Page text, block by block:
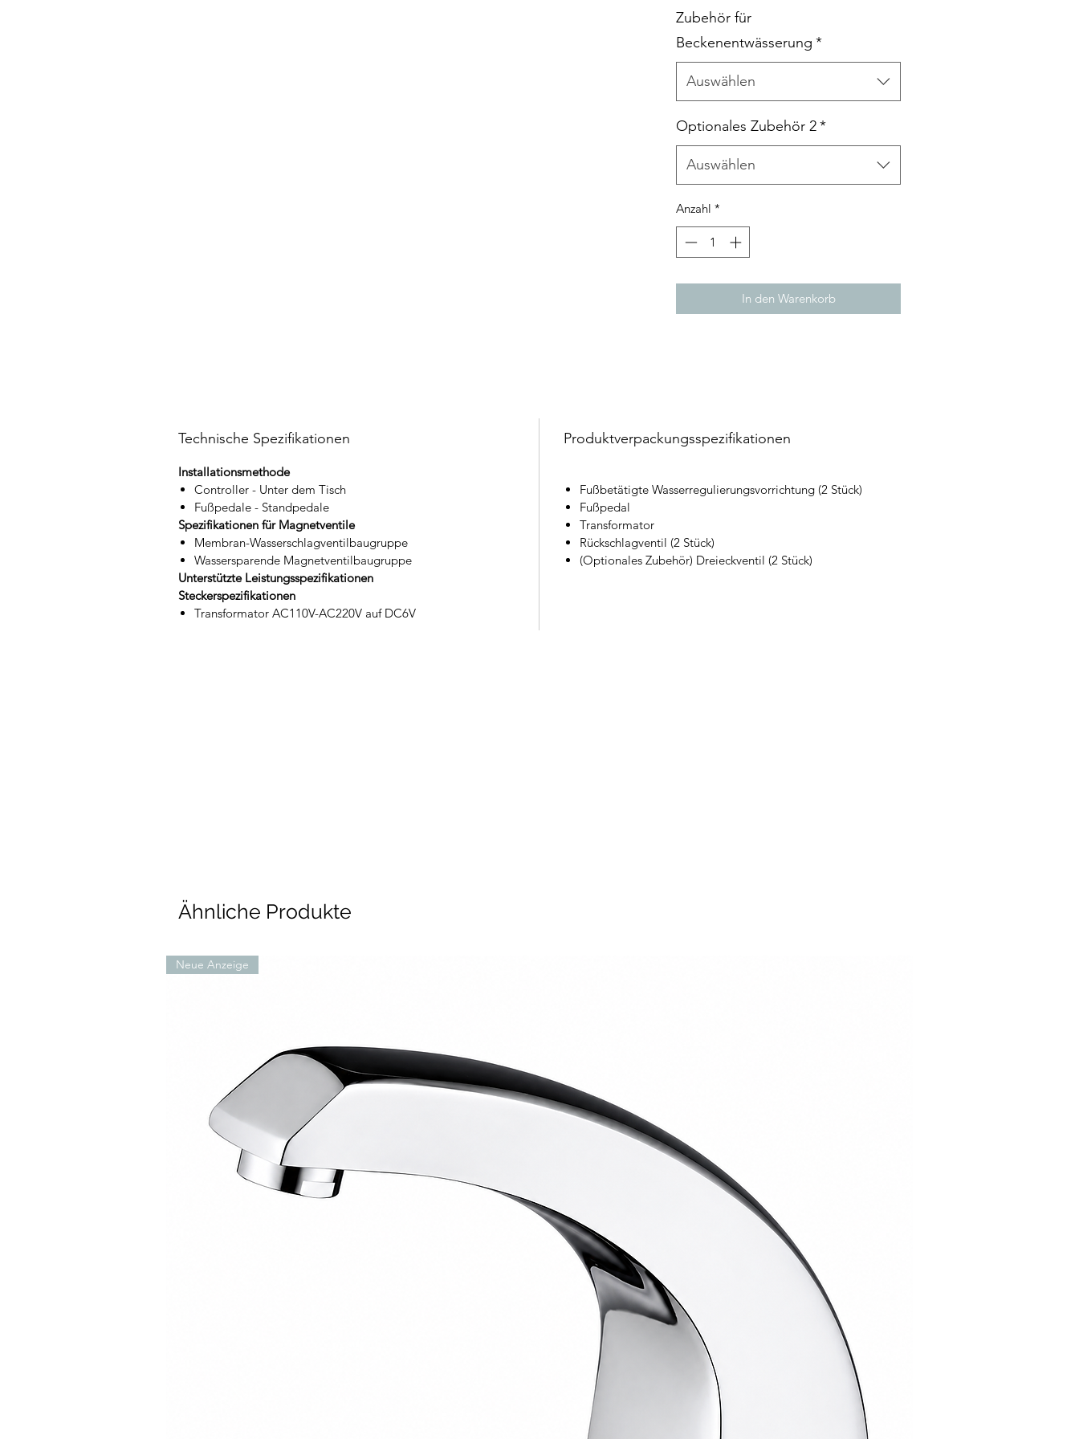
Zubehör für
Beckenentwässerung *
Auswählen
Optionales Zubehör 2*
Auswählen
Anzahl *
In den Warenkorb
Technische Spezifikationen
Installationsmethode
Controller - Unter dem Tisch
Fußpedale - Standpedale
Spezifikationen für Magnetventile
Membran-Wasserschlagventilbaugruppe
Wassersparende Magnetventilbaugruppe
Unterstützte Leistungsspezifikationen
Steckerspezifikationen
Transformator AC110V-AC220V auf DC6V
Produktverpackungsspezifikationen
Fußbetätigte Wasserregulierungsvorrichtung (2 Stück)
Fußpedal
Transformator
Rückschlagventil (2 Stück)
(Optionales Zubehör) Dreieckventil (2 Stück)
Ähnliche Produkte
Neue Anzeige